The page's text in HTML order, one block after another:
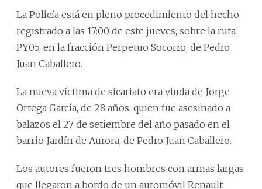
La Policía está en pleno procedimiento del hecho
registrado a las 17:00 de este jueves, sobre la ruta
PY05, en la fracción Perpetuo Socorro, de Pedro
Juan Caballero.
La nueva víctima de sicariato era viuda de Jorge
Ortega García, de 28 años, quien fue asesinado a
balazos el 27 de setiembre del año pasado en el
barrio Jardín de Aurora, de Pedro Juan Caballero.
Los autores fueron tres hombres con armas largas
que llegaron a bordo de un automóvil Renault